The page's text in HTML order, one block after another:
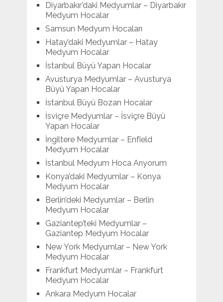
Diyarbakır’daki Medyumlar – Diyarbakır
Medyum Hocalar
Samsun Medyum Hocaları
Hatay’daki Medyumlar – Hatay
Medyum Hocalar
İstanbul Büyü Yapan Hocalar
Avusturya Medyumlar – Avusturya
Büyü Yapan Hocalar
İstanbul Büyü Bozan Hocalar
İsviçre Medyumlar – İsviçre Büyü
Yapan Hocalar
İngiltere Medyumlar – Enfield
Medyum Hocalar
İstanbul Medyum Hoca Arıyorum
Konya’daki Medyumlar – Konya
Medyum Hocalar
Berlin’deki Medyumlar – Berlin
Medyum Hocalar
Gaziantep’teki Medyumlar –
Gaziantep Medyum Hocalar
New York Medyumlar – New York
Medyum Hocalar
Frankfurt Medyumlar – Frankfurt
Medyum Hocalar
Ankara Medyum Hocalar